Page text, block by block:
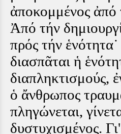
ἀποκομμένος ἀπό
Ἀπό τήν
πρός τήν
διασπᾶται ἡ
διαπληκτισμούς,
ὁ ἄνθρωπος
πληγώνεται,
δυστυχισμένος.